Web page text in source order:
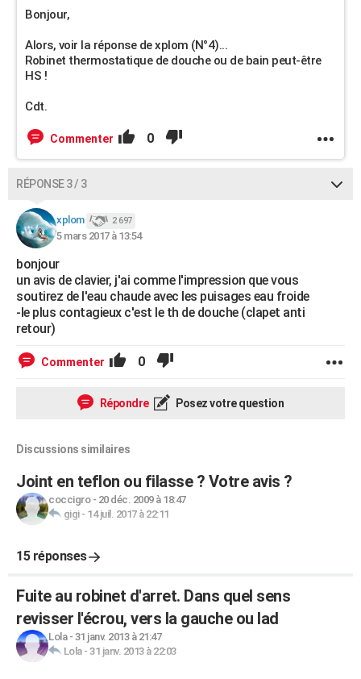
Bonjour,
Alors, voir la réponse de xplom (N°4)...
Robinet thermostatique de douche ou de bain peut-être
HS !
Cdt.
Commenter 0
RÉPONSE 3 / 3
xplom 2 697
5 mars 2017 à 13:54
bonjour
un avis de clavier, j'ai comme l'impression que vous
soutirez de l'eau chaude avec les puisages eau froide
-le plus contagieux c'est le th de douche (clapet anti
retour)
Commenter 0
Répondre Posez votre question
Discussions similaires
Joint en teflon ou filasse ? Votre avis ?
coccigro- 20 déc. 2009 à 18:47
gigi- 14 juil. 2017 à 22:11
15 réponses
Fuite au robinet d'arret. Dans quel sens
revisser l'écrou, vers la gauche ou lad
Lola- 31 janv. 2013 à 21:47
Lola- 31 janv. 2013 à 22:03